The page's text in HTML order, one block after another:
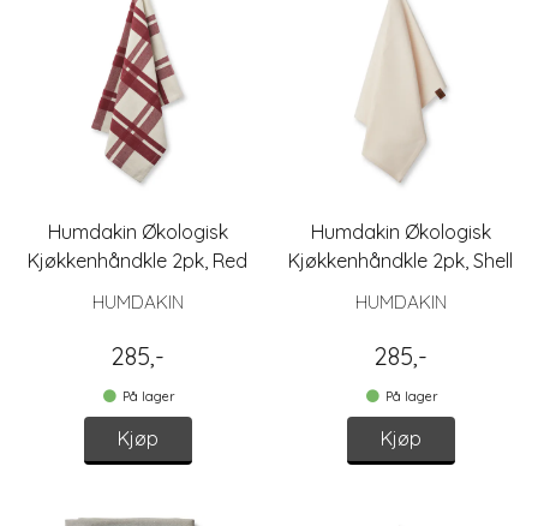
Humdakin Økologisk
Kjøkkenhåndkle 2pk, Red
HUMDAKIN
285,-
På lager
Kjøp
Humdakin Økologisk
Kjøkkenhåndkle 2pk, Shell
HUMDAKIN
285,-
På lager
Kjøp